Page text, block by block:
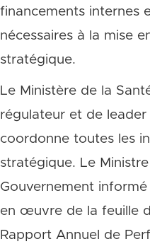
financements internes
nécessaires à la mise
stratégique.
Le Ministère de la
régulateur et de leader
coordonne toutes les
stratégique. Le
Gouvernement
en œuvre de la feuille
Rapport Annuel de